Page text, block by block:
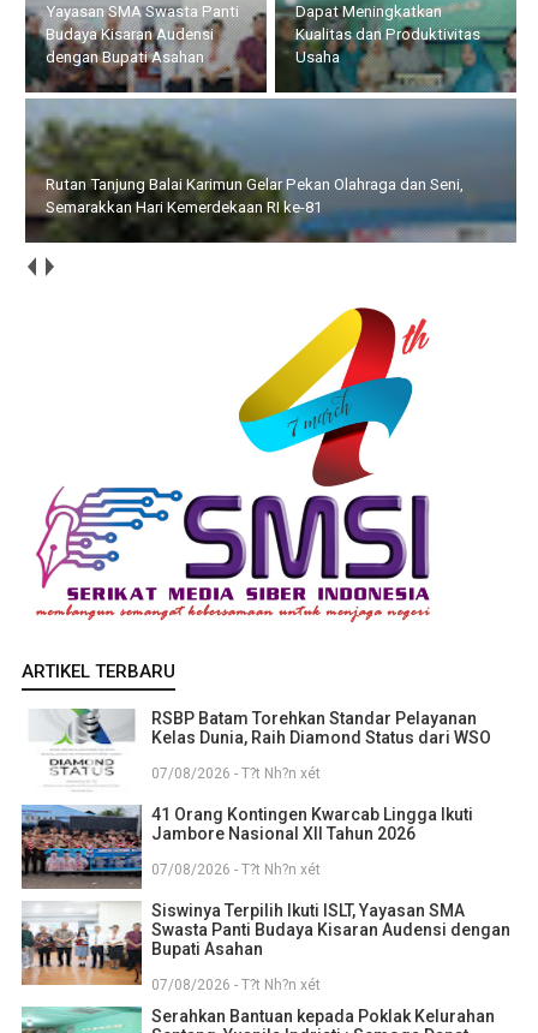
Yayasan SMA Swasta Panti
Budaya Kisaran Audensi
dengan Bupati Asahan
Dapat Meningkatkan
Kualitas dan Produktivitas
Usaha
Rutan Tanjung Balai Karimun Gelar Pekan Olahraga dan Seni,
Semarakkan Hari Kemerdekaan RI ke-81
ARTIKEL TERBARU
RSBP Batam Torehkan Standar Pelayanan
Kelas Dunia, Raih Diamond Status dari WSO
07/08/2026 - T?t Nh?n xét
41 Orang Kontingen Kwarcab Lingga Ikuti
Jambore Nasional XII Tahun 2026
07/08/2026 - T?t Nh?n xét
Siswinya Terpilih Ikuti ISLT, Yayasan SMA
Swasta Panti Budaya Kisaran Audensi dengan
Bupati Asahan
07/08/2026 - T?t Nh?n xét
Serahkan Bantuan kepada Poklak Kelurahan